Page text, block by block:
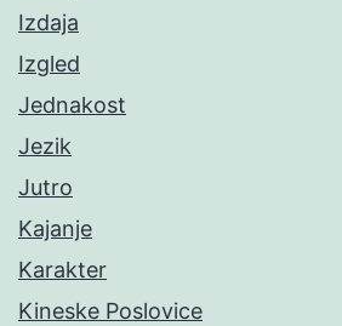
Izdaja
Izgled
Jednakost
Jezik
Jutro
Kajanje
Karakter
Kineske Poslovice